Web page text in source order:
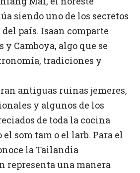
siendo uno de los secretos
país. Isaan comparte
y Camboya, algo que se
tradiciones y
antiguas ruinas jemeres,
y algunos de los
de toda la cocina
som tam o el larb. Para el
la Tailandia
representa una manera